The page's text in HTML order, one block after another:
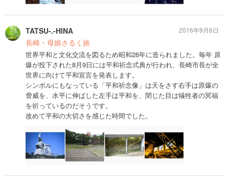
TATSU-.-HINA
長崎・母娘さるく旅
世界平和と文化交流を図るため昭和26年に造られました。毎年 原
爆が投下された8月9日には平和祈念式典が行われ、長崎市長が全
世界に向けて平和宣言を発表します。
シンボルにもなっている「平和祈念像」は天をさす右手は原爆の
脅威を、水平に伸ばした左手は平和を、閉じた目は犠牲者の冥福
を祈っているのだそうです。
改めて平和の大切さを感じた時間でした。
2016年9月6日